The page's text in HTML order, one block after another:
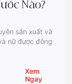
Nào?
sản xuất và
nữ được đông
Xem
Ngay